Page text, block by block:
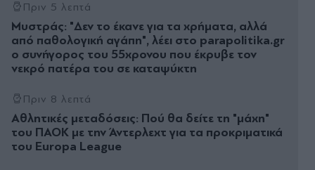
Πριν 5 λεπτά
Μυστράς: "Δεν το έκανε για τα χρήματα, αλλά
από παθολογική αγάπη", λέει στο parapolitika.gr
ο συνήγορος του 55χρονου που έκρυβε τον
νεκρό πατέρα του σε καταψύκτη
Πριν 8 λεπτά
Αθλητικές μεταδόσεις: Πού θα δείτε τη "μάχη"
του ΠΑΟΚ με την Άντερλεχτ για τα προκριματικά
του Europa League